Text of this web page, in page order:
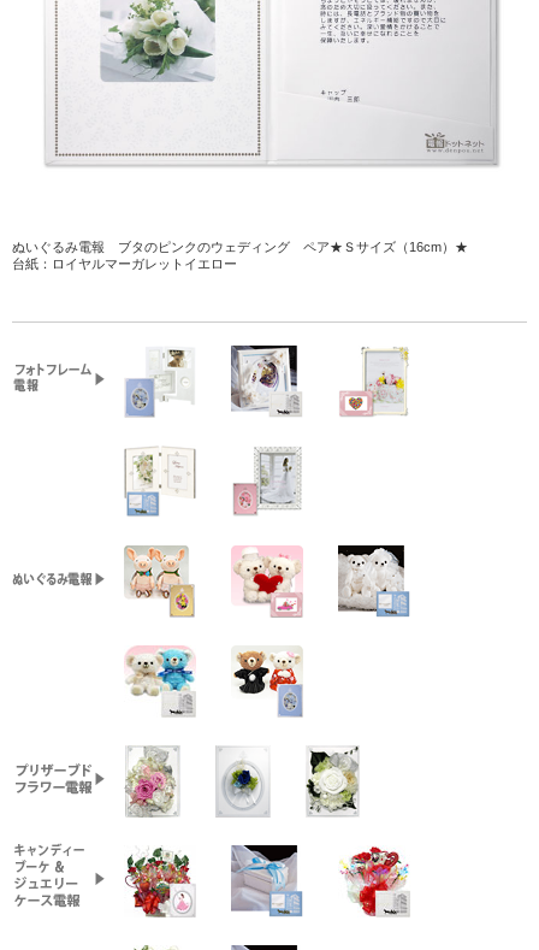
ぬいぐるみ電報 ブタのピンクのウェディング ペア★Ｓサイズ（16cm）★
台紙：ロイヤルマーガレットイエロー